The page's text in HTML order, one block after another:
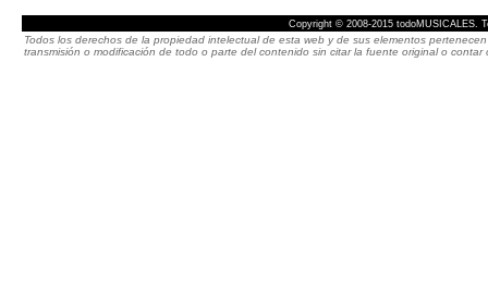
Copyright © 2008-2015 todoMUSICALES.
Todos los derechos de la propiedad intelectual de esta web y de sus elementos
transmisión o modificación de todo o parte del contenido sin citar la fuente original o